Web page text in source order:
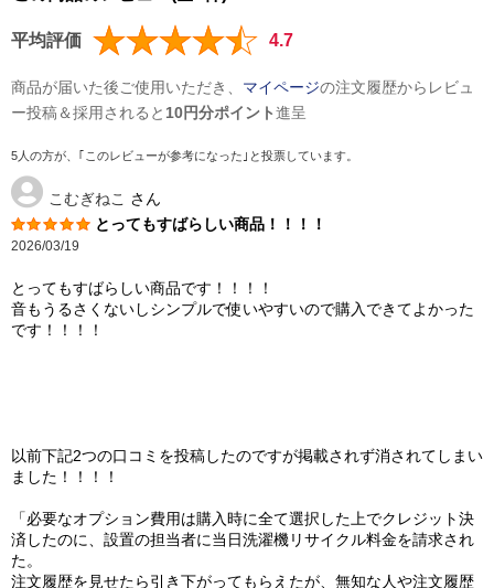
平均評価 4.7
商品が届いた後ご使用いただき、 マイページの注文履歴からレビュ
ー投稿＆採用されると 10円分ポイント進呈
5人の方が、｢このレビューが参考になった｣と投票しています。
こむぎねこ さん
とってもすばらしい商品！！！！
2026/03/19
とってもすばらしい商品です！！！！
音もうるさくないしシンプルで使いやすいので購入できてよかった
です！！！！
以前下記2つの口コミを投稿したのですが掲載されず消されてしまい
ました！！！！
「必要なオプション費用は購入時に全て選択した上でクレジット決
済したのに、設置の担当者に当日洗濯機リサイクル料金を請求され
た。
注文履歴を見せたら引き下がってもらえたが、無知な人や注文履歴